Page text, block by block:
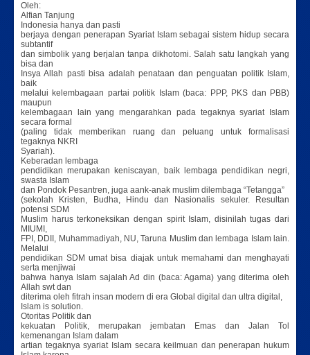
Oleh:
Alfian Tanjung
Indonesia hanya dan pasti
berjaya dengan penerapan Syariat Islam sebagai sistem hidup secara
subtantif
dan simbolik yang berjalan tanpa dikhotomi. Salah satu langkah yang
bisa dan
Insya Allah pasti bisa adalah penataan dan penguatan politik Islam,
baik
melalui kelembagaan partai politik Islam (baca: PPP, PKS dan PBB)
maupun
kelembagaan lain yang mengarahkan pada tegaknya syariat Islam
secara formal
(paling tidak memberikan ruang dan peluang untuk formalisasi
tegaknya NKRI
Syariah).
Keberadan lembaga
pendidikan merupakan keniscayan, baik lembaga pendidikan negri,
swasta Islam
dan Pondok Pesantren, juga aank-anak muslim dilembaga “Tetangga”
(sekolah Kristen, Budha, Hindu dan Nasionalis sekuler. Resultan
potensi SDM
Muslim harus terkoneksikan dengan spirit Islam, disinilah tugas dari
MIUMI,
FPI, DDII, Muhammadiyah, NU, Taruna Muslim dan lembaga Islam lain.
Melalui
pendidikan SDM umat bisa diajak untuk memahami dan menghayati
serta menjiwai
bahwa hanya Islam sajalah Ad din (baca: Agama) yang diterima oleh
Allah swt dan
diterima oleh fitrah insan modern di era Global digital dan ultra digital,
Islam is solution.
Otoritas Politik dan
kekuatan Politik, merupakan jembatan Emas dan Jalan Tol
kemenangan Islam dalam
artian tegaknya syariat Islam secara keilmuan dan penerapan hukum